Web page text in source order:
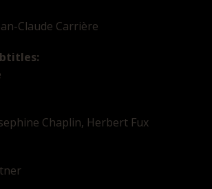
Claude Carrière
Chaplin, Herbert Fux